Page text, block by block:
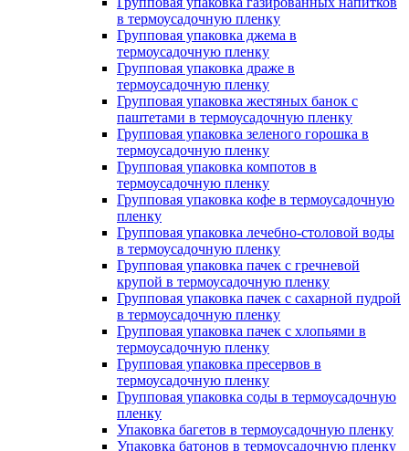
в термоусадочную пленку
Групповая упаковка джема в
термоусадочную пленку
Групповая упаковка драже в
термоусадочную пленку
Групповая упаковка жестяных банок с
паштетами в термоусадочную пленку
Групповая упаковка зеленого горошка в
термоусадочную пленку
Групповая упаковка компотов в
термоусадочную пленку
Групповая упаковка кофе в термоусадочную
пленку
Групповая упаковка лечебно-столовой воды
в термоусадочную пленку
Групповая упаковка пачек с гречневой
крупой в термоусадочную пленку
Групповая упаковка пачек с сахарной пудрой
в термоусадочную пленку
Групповая упаковка пачек с хлопьями в
термоусадочную пленку
Групповая упаковка пресервов в
термоусадочную пленку
Групповая упаковка соды в термоусадочную
пленку
Упаковка багетов в термоусадочную пленку
Упаковка батонов в термоусадочную пленку